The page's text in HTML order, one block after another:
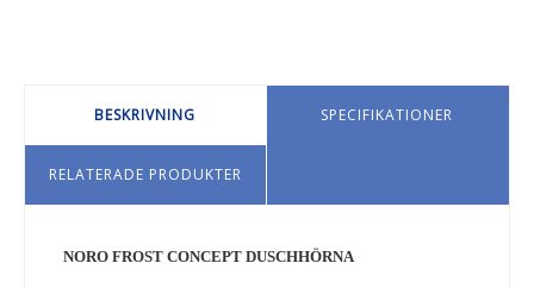
BESKRIVNING SPECIFIKATIONER
RELATERADE PRODUKTER
NORO FROST CONCEPT DUSCHHÖRNA